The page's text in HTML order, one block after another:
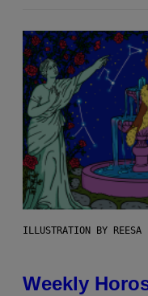
ILLUSTRATION BY REESA
Weekly